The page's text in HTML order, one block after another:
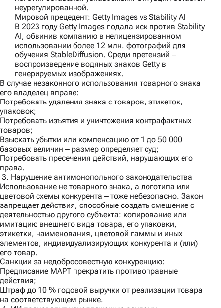
неурегулированной.
Мировой прецедент: Getty Images vs Stability AI
В 2023 году Getty Images подала иск против Stability
AI, обвинив компанию в нелицензированном
использовании более 12 млн. фотографий для
обучения StableDiffusion. Среди претензий ‒
воспроизведение водяных знаков Getty в
генерируемых изображениях.
В случае незаконного использования товарного знака
его владелец вправе:
Потребовать удаления знака с товаров, этикеток,
упаковок;
Потребовать изъятия и уничтожения контрафактных
товаров;
Взыскать убытки или компенсацию от 1 до 50 000
базовых величин ‒ размер определяет суд;
Потребовать пресечения действий, нарушающих его
права.
3. Нарушение антимонопольного законодательства
Использование не товарного знака, а логотипа или
цветовой схемы конкурента ‒ тоже небезопасно. Закон
запрещает действия, способные создать смешение с
деятельностью другого субъекта: копирование или
имитацию внешнего вида товара, его упаковки,
этикетки, наименования, цветовой гаммы и иных
элементов, индивидуализирующих конкурента и (или)
его товар.
Санкции за недобросовестную конкуренцию:
Предписание МАРТ прекратить противоправные
действия;
Штраф до 10 % годовой выручки от реализации товара
на соответствующем рынке.